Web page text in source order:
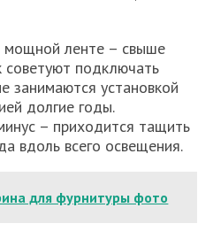
мощной ленте – свыше
подключать
занимаются установкой
долгие годы.
– приходится тащить
вдоль всего освещения.
для фурнитуры фото